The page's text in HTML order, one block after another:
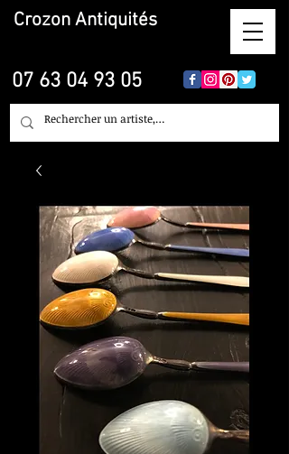
Crozon Antiquités
07 63 04 93 05